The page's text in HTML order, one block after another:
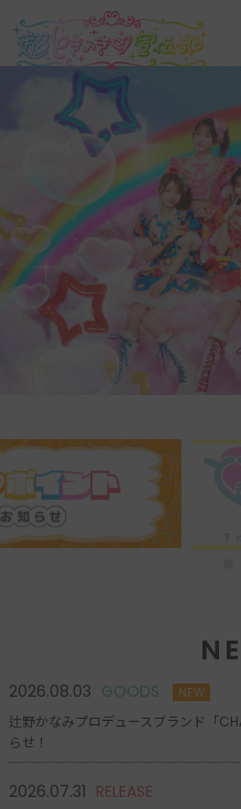
2026.08.03 GOODS NEW
辻野かなみプロデュースブランド「
らせ！
2026.07.31 RELEASE